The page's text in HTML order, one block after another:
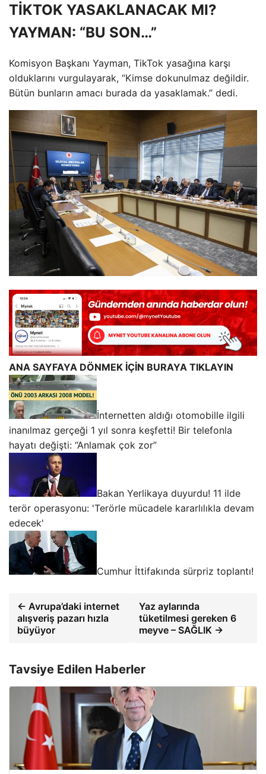
TİKTOK YASAKLANACAK MI?
YAYMAN: “BU SON…”
Komisyon Başkanı Yayman, TikTok yasağına karşı
olduklarını vurgulayarak, “Kimse dokunulmaz değildir.
Bütün bunların amacı burada da yasaklamak.” dedi.
ANA SAYFAYA DÖNMEK İÇİN BURAYA TIKLAYIN
İnternetten aldığı otomobille ilgili
inanılmaz gerçeği 1 yıl sonra keşfetti! Bir telefonla
hayatı değişti: “Anlamak çok zor”
Bakan Yerlikaya duyurdu! 11 ilde
terör operasyonu: 'Terörle mücadele kararlılıkla devam
edecek'
Cumhur İttifakında sürpriz toplantı!
← Avrupa’daki internet
alışveriş pazarı hızla
büyüyor
Yaz aylarında
tüketilmesi gereken 6
meyve – SAĞLIK →
Tavsiye Edilen Haberler